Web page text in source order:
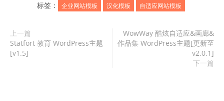
标签： 企业网站模板 汉化模板 自适应网站模板
上一篇
Statfort 教育 WordPress主题
[v1.5]
WowWay 酷炫自适应&画廊&
作品集 WordPress主题[更新至
v2.0.1]
下一篇